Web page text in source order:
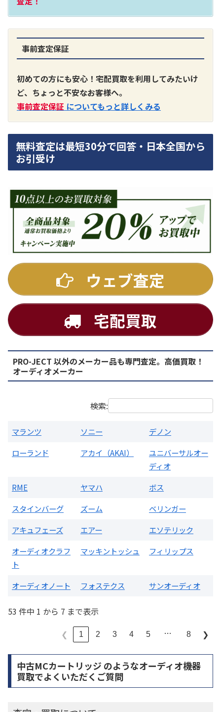
A3300 真空管プリアンプ
買取価格：お問合せください
SONY
DA7000ES アンプ
買取価格：お問合せください
DENON
PMA-1500AE プリメインアンプ
買取価格：お問合せください
事前査定保証
初めての方にも安心！宅配買取を利用してみたいけ
ど、ちょっと不安なお客様へ。
事前査定保証 についてもっと詳しくみる
無料査定は最短30分で回答・日本全国から
お引受け
ウェブ査定
宅配買取
PRO-JECT 以外のメーカー品も専門査定。高価買取！
オーディオメーカー
検索:
マランツ ソニー
デノン
ローランド
アカイ（AKAI）
ユニバーサルオー
ディオ
RME
ヤマハ
ボス
スタインバーグ
ズーム
ベリンガー
アキュフェーズ
エアー
エソテリック
オーディオクラフ
ト
マッキントッシュ フィリップス
オーディオノート フォステクス サンオーディオ
53 件中 1 から 7 まで表示
❮ 1 2 3 4 5 … 8 ❯
中古MCカートリッジ のようなオーディオ機器
買取でよくいただくご質問